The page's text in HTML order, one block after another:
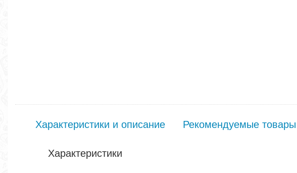
Характеристики и описание Рекомендуемые товары
Характеристики